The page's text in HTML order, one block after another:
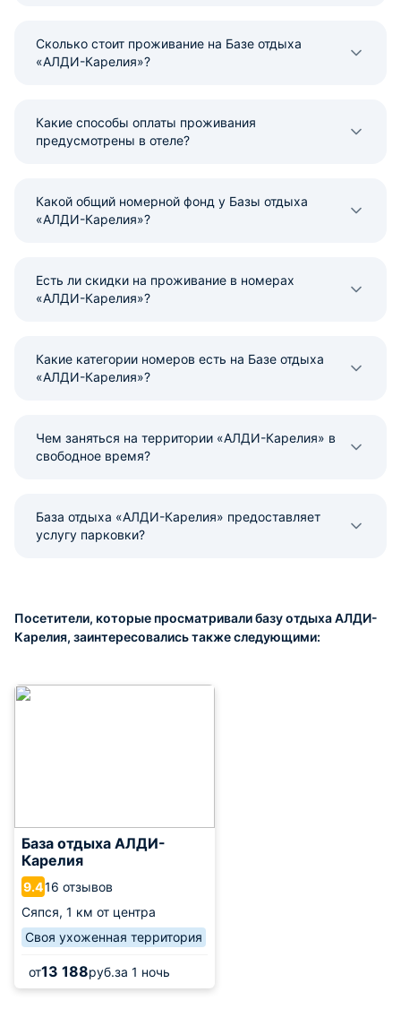
Сколько стоит проживание на Базе отдыха
«АЛДИ-Карелия»?
Какие способы оплаты проживания
предусмотрены в отеле?
Какой общий номерной фонд у Базы отдыха
«АЛДИ-Карелия»?
Есть ли скидки на проживание в номерах
«АЛДИ-Карелия»?
Какие категории номеров есть на Базе отдыха
«АЛДИ-Карелия»?
Чем заняться на территории «АЛДИ-Карелия» в
свободное время?
База отдыха «АЛДИ-Карелия» предоставляет
услугу парковки?
Посетители, которые просматривали базу отдыха АЛДИ-
Карелия, заинтересовались также следующими:
База отдыха АЛДИ-
Карелия
9.416 отзывов
Сяпся, 1 км от центра
Своя ухоженная территория
от13 188руб.за 1 ночь